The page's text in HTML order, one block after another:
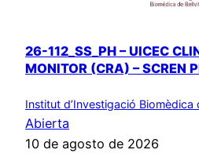
26-112_SS_PH – UICEC
MONITOR (CRA) – SCREN
Institut d’Investigació Biomèdica
Abierta
10 de agosto de 2026